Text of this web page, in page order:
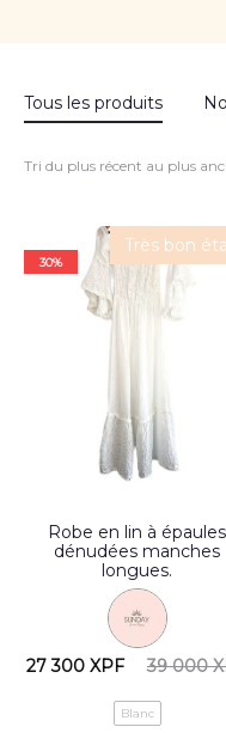
Tous les produits
Tri du plus récent au plus
Très bon
30%
Robe en lin à épaules
dénudées manches
longues.
39 000
27 300 XPF
Blanc